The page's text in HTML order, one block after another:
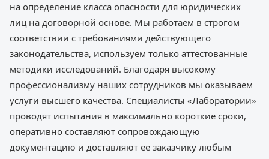
на определение класса опасности для юридических
лиц на договорной основе. Мы работаем в строгом
соответствии с требованиями действующего
законодательства, используем только аттестованные
методики исследований. Благодаря высокому
профессионализму наших сотрудников мы оказываем
услуги высшего качества. Специалисты «Лаборатории»
проводят испытания в максимально короткие сроки,
оперативно составляют сопровождающую
документацию и доставляют ее заказчику любым